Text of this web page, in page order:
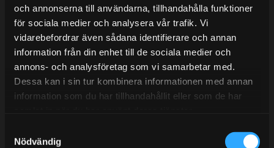
och annonserna till användarna, tillhandahålla funktioner
för sociala medier och analysera vår trafik. Vi
vidarebefordrar även sådana identifierare och annan
information från din enhet till de sociala medier och
annons- och analysföretag som vi samarbetar med.
Dessa kan i sin tur kombinera informationen med annan
information som du har tillhandahållit eller som de har
Nödvändig
Semestertider.
Under V.27 - V.33 nås vi enbart på mejl. Ordrar skickas
under sommaren men med viss fördröjning. 2/7 -9/7 är
det helt stängt.
Mån-Tors: 10:30-15:00
Lunchstängt 12:00-13:00